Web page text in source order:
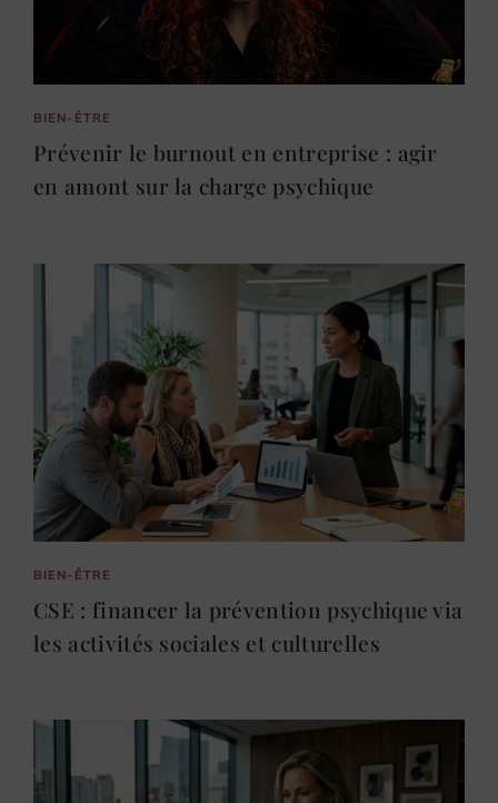
BIEN-ÊTRE
Prévenir le burnout en entreprise : agir
en amont sur la charge psychique
BIEN-ÊTRE
CSE : financer la prévention psychique via
les activités sociales et culturelles